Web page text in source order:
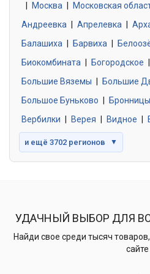
0 объявлений
Знакомства без
0 объявлений
Москва Московская
Андреевка
Апрелевка
Балашиха
Барвиха
Биокомбината
Богородское
Большие Вяземы
Большие
Большое Буньково
Бронницы
Вербилки
Верея Видное
и ещё 3702 регионов ▼
УДАЧНЫЙ ВЫБОР ДЛЯ
Найди свое среди тысяч
сайте